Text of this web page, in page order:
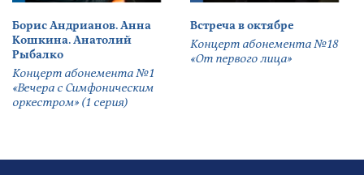
Борис Андрианов. Анна
Кошкина. Анатолий
Рыбалко
Концерт абонемента №1
«Вечера с Симфоническим
оркестром» (1 серия)
Встреча в октябре
Концерт абонемента №18
«От первого лица»